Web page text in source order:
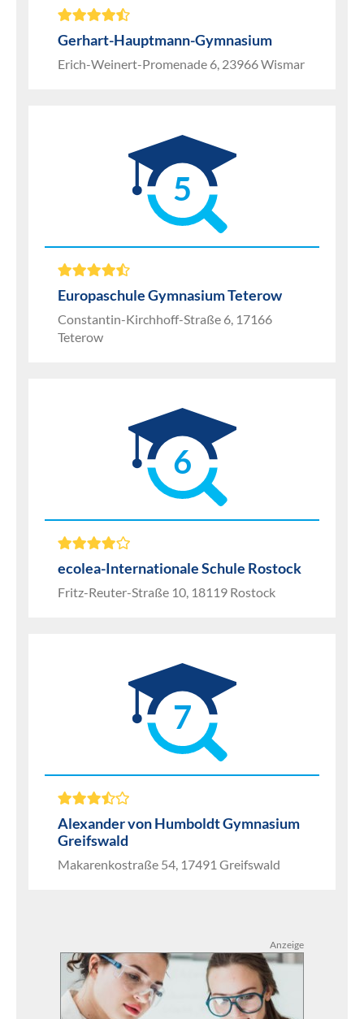
Gerhart-Hauptmann-Gymnasium
Erich-Weinert-Promenade 6, 23966 Wismar
5
Europaschule Gymnasium Teterow
Constantin-Kirchhoff-Straße 6, 17166
Teterow
6
ecolea-Internationale Schule Rostock
Fritz-Reuter-Straße 10, 18119 Rostock
7
Alexander von Humboldt Gymnasium
Greifswald
Makarenkostraße 54, 17491 Greifswald
Anzeige